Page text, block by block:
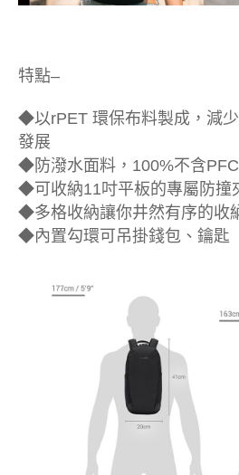
特點–
◆以rPET 環保布料製成，減
發展
◆防潑水面料，100%不含
◆可收納11吋平板的專屬防撞
◆多格收納讓你井然有序的收
◆內置勾環可吊掛錢包、鑰匙